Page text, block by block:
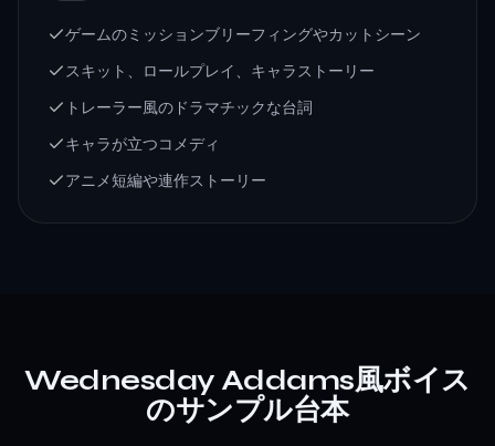
ゲームのミッションブリーフィングやカットシーン
スキット、ロールプレイ、キャラストーリー
トレーラー風のドラマチックな台詞
キャラが立つコメディ
アニメ短編や連作ストーリー
Wednesday Addams風ボイス
のサンプル台本